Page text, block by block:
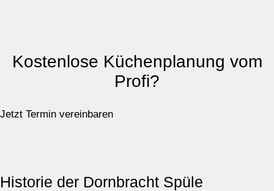
Kostenlose Küchenplanung vom
Profi?
Jetzt Termin vereinbaren
Historie der Dornbracht Spüle